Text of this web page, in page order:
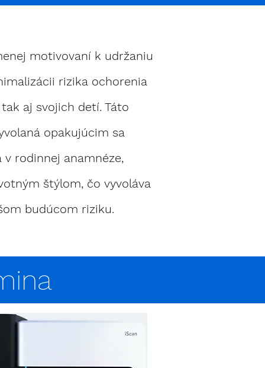
motivovaní k udržaniu
rizika ochorenia
aj svojich detí. Táto
opakujúcim sa
rodinnej anamnéze,
štýlom, čo vyvoláva
budúcom riziku.